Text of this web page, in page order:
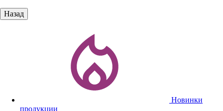
Назад
Новинки
продукции